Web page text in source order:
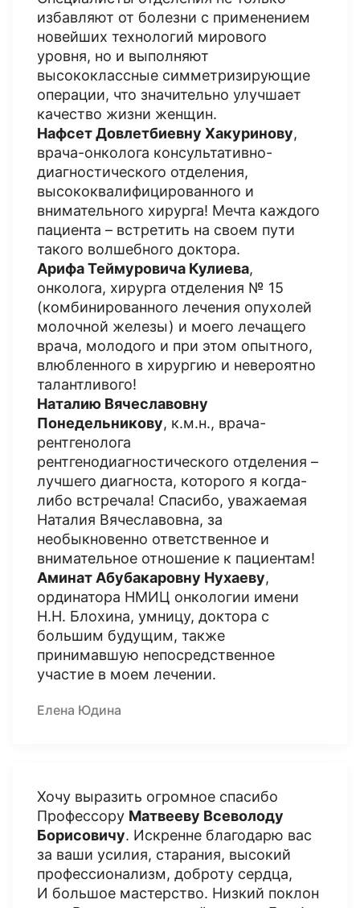
избавляют от болезни с применением
новейших технологий мирового
уровня, но и выполняют
высококлассные симметризирующие
операции, что значительно улучшает
качество жизни женщин.
Нафсет Довлетбиевну Хакуринову,
врача-онколога консультативно-
диагностического отделения,
высококвалифицированного и
внимательного хирурга! Мечта каждого
пациента – встретить на своем пути
такого волшебного доктора.
Арифа Теймуровича Кулиева,
онколога, хирурга отделения № 15
(комбинированного лечения опухолей
молочной железы) и моего лечащего
врача, молодого и при этом опытного,
влюбленного в хирургию и невероятно
талантливого!
Наталию Вячеславовну
Понедельникову, к.м.н., врача-
рентгенолога
рентгенодиагностического отделения –
лучшего диагноста, которого я когда-
либо встречала! Спасибо, уважаемая
Наталия Вячеславовна, за
необыкновенно ответственное и
внимательное отношение к пациентам!
Аминат Абубакаровну Нухаеву,
ординатора НМИЦ онкологии имени
Н.Н. Блохина, умницу, доктора с
большим будущим, также
принимавшую непосредственное
участие в моем лечении.
Елена Юдина
Хочу выразить огромное спасибо
Профессору Матвееву Всеволоду
Борисовичу. Искренне благодарю вас
за ваши усилия, старания, высокий
профессионализм, доброту сердца,
И большое мастерство. Низкий поклон